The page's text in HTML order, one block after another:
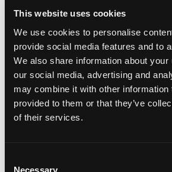
This website uses cookies
We use cookies to personalise
provide social media features and to
We also share information about
our social media, advertising and
may combine it with other information
provided to them or that they’ve
of their services.
Necessary
Llenar con hielo y agitar
en un vaso Double Old
Exprimir la piel de limón sobre la
menta